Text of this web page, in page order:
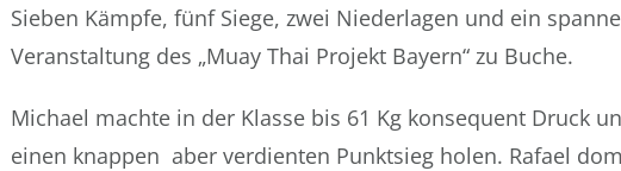
Sieben Kämpfe, fünf Siege, zwei Niederlagen und ein
Veranstaltung des „Muay Thai Projekt Bayern“ zu Buche.
Michael machte in der Klasse bis 61 Kg konsequent Druck
einen knappen aber verdienten Punktsieg holen. Rafael